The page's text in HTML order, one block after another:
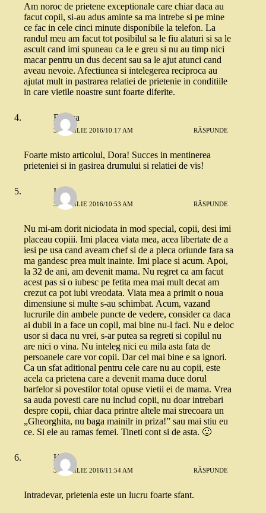
Am noroc de prietene exceptionale care chiar daca au
facut copii, si-au adus aminte sa ma intrebe si pe mine
ce fac in cele cinci minute disponibile la telefon. La
randul meu am facut tot posibilul sa le fiu alaturi si sa le
ascult cand imi spuneau ca le e greu si nu au timp nici
macar pentru un dus decent sau sa le ajut atunci cand
aveau nevoie. Afectiunea si intelegerea reciproca au
ajutat mult in pastrarea relatiei de prietenie in conditiile
in care vietile noastre sunt foarte diferite.
Raluca
30 APRILIE 2016/10:17 AM RĂSPUNDE
Foarte misto articolul, Dora! Succes in mentinerea
prieteniei si in gasirea drumului si relatiei de vis!
Iulia
30 APRILIE 2016/10:53 AM RĂSPUNDE
Nu mi-am dorit niciodata in mod special, copii, desi imi
placeau copiii. Imi placea viata mea, acea libertate de a
iesi pe usa cand aveam chef si de a pleca oriunde fara sa
ma gandesc prea mult inainte. Imi place si acum. Apoi,
la 32 de ani, am devenit mama. Nu regret ca am facut
acest pas si o iubesc pe fetita mea mai mult decat am
crezut ca pot iubi vreodata. Viata mea a primit o noua
dimensiune si multe s-au schimbat. Acum, vazand
lucrurile din ambele puncte de vedere, consider ca daca
ai dubii in a face un copil, mai bine nu-l faci. Nu e deloc
usor si daca nu vrei, s-ar putea sa regreti si copilul nu
are nici o vina. Nu inteleg nici eu mila asta fata de
persoanele care vor copii. Dar cel mai bine e sa ignori.
Ca un sfat aditional pentru cele care nu au copii, este
acela ca prietena care a devenit mama duce dorul
barfelor si povestilor total opuse vietii ei de mama. Vrea
sa auda povesti care nu includ copii, nu doar intrebari
despre copii, chiar daca printre altele mai strecoara un
„Gheorghita, nu baga mainilr in priza!” sau mai stiu eu
ce. Si ele au ramas femei. Tineti cont si de asta. 🙂
Kid
30 APRILIE 2016/11:54 AM RĂSPUNDE
Intradevar, prietenia este un lucru foarte sfant.